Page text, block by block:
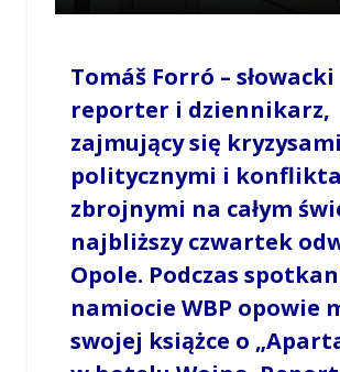
Tomáš Forró – słowacki
reporter i dziennikarz,
zajmujący się kryzysami
politycznymi i
zbrojnymi na całym
najbliższy czwartek
Opole. Podczas
namiocie WBP opowie
swojej książce o